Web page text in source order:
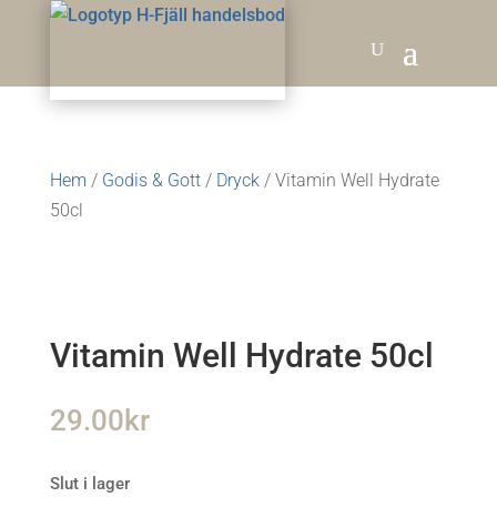
Hem / Godis & Gott/ Dryck/ Vitamin Well Hydrate
50cl
Vitamin Well Hydrate 50cl
29.00kr
Slut i lager